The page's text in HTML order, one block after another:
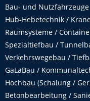
Bau- und Nutzfahrzeuge
Hub-Hebetechnik /
Raumsysteme /
Spezialtiefbau /
Verkehrswegebau /
GaLaBau /
Hochbau (Schalung /
Betonbearbeitung /